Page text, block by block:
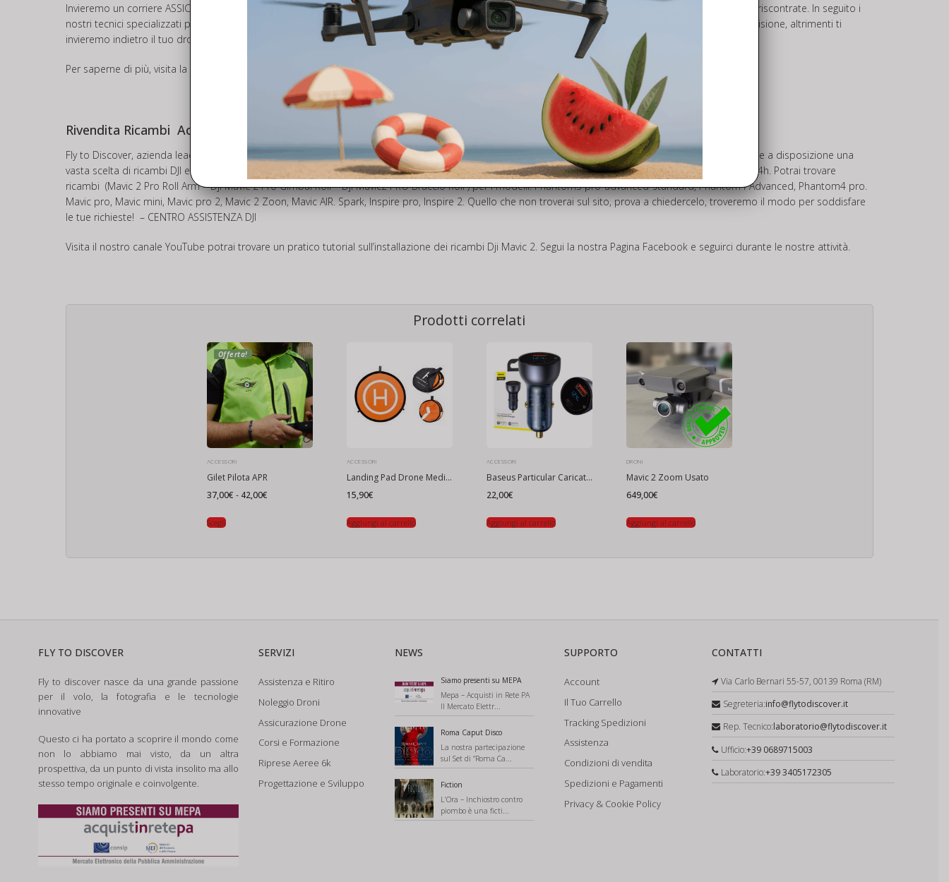
Invieremo un corriere ASSICURATO a ritirare il tuo drone/controller in seguito procederemo al controllo in laboratorio e ad identificare le problematiche riscontrate. In seguito i
nostri tecnici specializzati provvederanno ad inviarti un preventivo di spesa GRATUITO!!! Deciderai solo allora se procedere o meno alla riparazione o revisione, altrimenti ti
invieremo indietro il tuo drone.
Per saperne di più, visita la pagina dedicata all’assistenza tecnica per il tuo drone
Rivendita Ricambi Accessori DJI Mavic 2 pro
Fly to Discover, azienda leader nel settore, oltre ad offrire un impeccabile servizio di assistenza tecnica drone per i marchi più quotati del mercato, mette a disposizione una
vasta scelta di ricambi DJI e accessori Dji Mavic 2 che potrai trovare in pronta consegna quindi disponibili da SUBITO con spedizione in tutta Europa in 24h. Potrai trovare
ricambi (Mavic 2 Pro Roll Arm – Dji Mavic 2 Pro Gimbal Roll – Dji Mavic2 PRO Braccio Roll ) per i modelli: Phantom3 pro-advanced-standard, Phantom4 Advanced, Phantom4 pro.
Mavic pro, Mavic mini, Mavic pro 2, Mavic 2 Zoon, Mavic AIR. Spark, Inspire pro, Inspire 2. Quello che non troverai sul sito, prova a chiedercelo, troveremo il modo per soddisfare
le tue richieste! – CENTRO ASSISTENZA DJI
Visita il nostro canale YouTube potrai trovare un pratico tutorial sull’installazione dei ricambi Dji Mavic 2. Segui la nostra Pagina Facebooke seguirci durante le nostre attività.
Prodotti correlati
Offerta!
ACCESSORI
Gilet Pilota APR
37,00€ - 42,00€Fascia
Scegli
ACCESSORI
Landing Pad Drone Medium-Large
15,90€
Aggiungi al carrello
ACCESSORI
Baseus Particular Caricatore auto digitale con display, USB + USB-C, QC3.0 + PD, 5A, 65W (grigio)
22,00€
Aggiungi al carrello
DRONI
Mavic 2 Zoom Usato
649,00€
Aggiungi al carrello
FLY TO DISCOVER
Fly to discover nasce da una grande passione
per il volo, la fotografia e le tecnologie
innovative
Questo ci ha portato a scoprire il mondo come
non lo abbiamo mai visto, da un altra
prospettiva, da un punto di vista insolito ma allo
stesso tempo originale e coinvolgente.
SERVIZI
Assistenza e Ritiro
Noleggio Droni
Assicurazione Drone
Corsi e Formazione
Riprese Aeree 6k
Progettazione e Sviluppo
NEWS
Siamo presenti su MEPA
Mepa – Acquisti in Rete PA
Il Mercato Elettr...
Roma Caput Disco
La nostra partecipazione
sul Set di “Roma Ca...
Fiction
L’Ora – Inchiostro contro
piombo è una ficti...
SUPPORTO
Account
Il Tuo Carrello
Tracking Spedizioni
Assistenza
Condizioni di vendita
Spedizioni e Pagamenti
Privacy & Cookie Policy
CONTATTI
Via Carlo Bernari 55-57, 00139 Roma (RM)
Segreteria:info@flytodiscover.it
Rep. Tecnico:laboratorio@flytodiscover.it
Ufficio:+39 0689715003
Laboratorio:+39 3405172305